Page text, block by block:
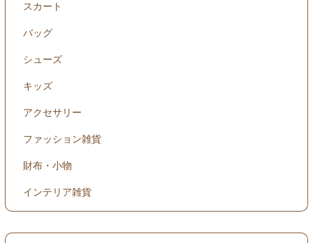
スカート
バッグ
シューズ
キッズ
アクセサリー
ファッション雑貨
財布・小物
インテリア雑貨